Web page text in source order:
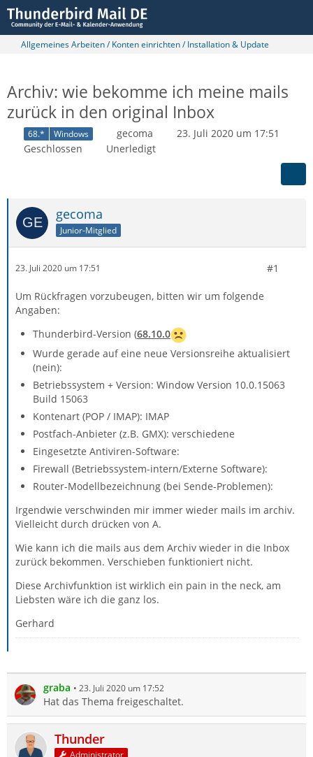
Allgemeines Arbeiten / Konten einrichten / Installation & Update
Archiv: wie bekomme ich meine mails
zurück in den original Inbox
68.* Windows gecoma
23. Juli 2020 um 17:51
Geschlossen
Unerledigt
gecoma
Junior-Mitglied
23. Juli 2020 um 17:51 #1
Um Rückfragen vorzubeugen, bitten wir um folgende
Angaben:
Thunderbird-Version (68.10.0
Wurde gerade auf eine neue Versionsreihe aktualisiert
(nein):
Betriebssystem + Version: Window Version 10.0.15063
Build 15063
Kontenart (POP / IMAP): IMAP
Postfach-Anbieter (z.B. GMX): verschiedene
Eingesetzte Antiviren-Software:
Firewall (Betriebssystem-intern/Externe Software):
Router-Modellbezeichnung (bei Sende-Problemen):
Irgendwie verschwinden mir immer wieder mails im archiv.
Vielleicht durch drücken von A.
Wie kann ich die mails aus dem Archiv wieder in die Inbox
zurück bekommen. Verschieben funktioniert nicht.
Diese Archivfunktion ist wirklich ein pain in the neck, am
Liebsten wäre ich die ganz los.
Gerhard
graba 23. Juli 2020 um 17:52
Hat das Thema freigeschaltet.
Thunder
Administrator